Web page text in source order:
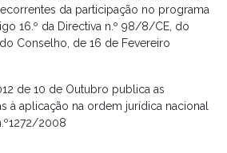
da participação no programa
16.º da Directiva n.º 98/8/CE, do
Conselho, de 16 de Fevereiro
de 10 de Outubro publica as
à aplicação na ordem jurídica nacional
2008